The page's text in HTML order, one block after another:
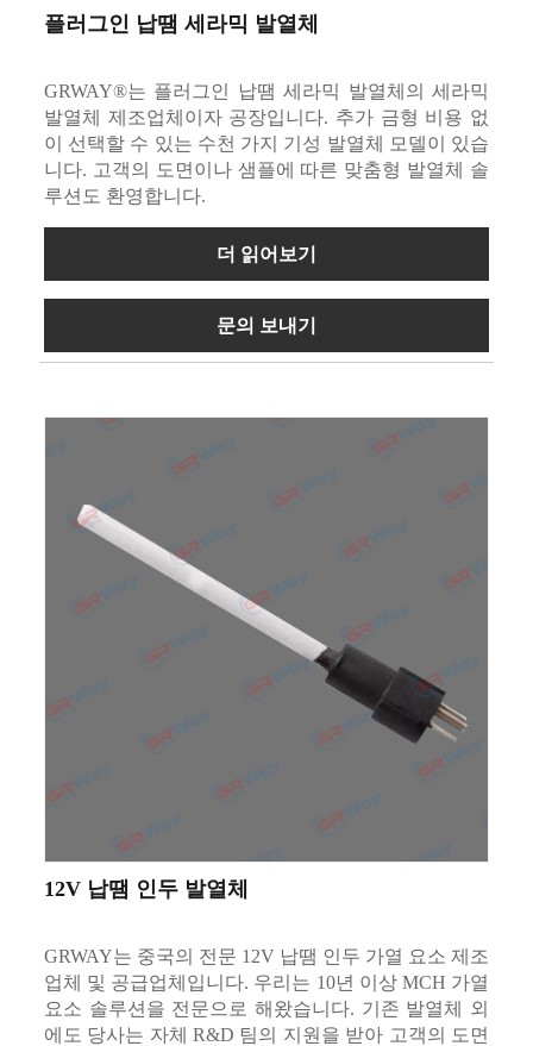
플러그인 납땜 세라믹 발열체
GRWAY®는 플러그인 납땜 세라믹 발열체의 세라믹
발열체 제조업체이자 공장입니다. 추가 금형 비용 없
이 선택할 수 있는 수천 가지 기성 발열체 모델이 있습
니다. 고객의 도면이나 샘플에 따른 맞춤형 발열체 솔
루션도 환영합니다.
더 읽어보기
문의 보내기
12V 납땜 인두 발열체
GRWAY는 중국의 전문 12V 납땜 인두 가열 요소 제조
업체 및 공급업체입니다. 우리는 10년 이상 MCH 가열
요소 솔루션을 전문으로 해왔습니다. 기존 발열체 외
에도 당사는 자체 R&D 팀의 지원을 받아 고객의 도면